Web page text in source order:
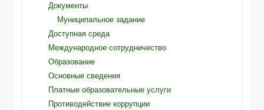
Документы
Муниципальное задание
Доступная среда
Международное сотрудничество
Образование
Основные сведения
Платные образовательные услуги
Противодействие коррупции